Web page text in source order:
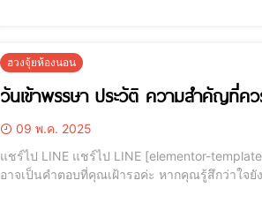
ฮวงจุ้ยห้องนอน
วันเข้าพรรษา ประวัติ ความสำคัญที่คว
09 พ.ค. 2025
แชร์ไป LINE แชร์ไป LINE [elementor-template id="12184"] หากคุณรู้สึกว่าใจยังไม่สงบชีวิตวุ่นวาย ไม่มีจังหวะให้หยุดหายใจบทความนี้
อาจเป็นคำตอบที่คุณเฝ้ารอค่ะ หากคุณรู้สึกว่าใจยังไม่สงบชีวิตวุ่นวาย ไม่มีจังหวะให้หยุดหายใจบทความนี้ อาจเป็นคำตอบที่คุณเฝ้ารอค่ะ --